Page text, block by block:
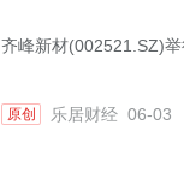
齐峰新材(002521.SZ)举
原创 乐居财经 06-03